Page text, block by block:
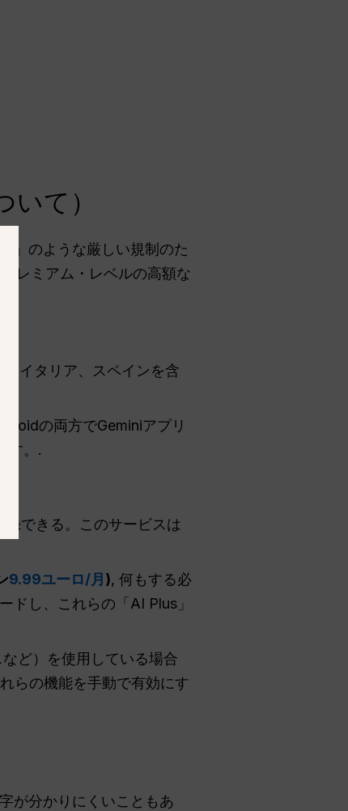
て）
」のような厳しい規制のた
レミアム・レベルの高額な
、イタリア、スペインを含
の両方でGeminiアプリ
す。.
できる。このサービスは
9.99ユーロ/月 ), 何もする必
ドし、これらの「AI Plus」
ど）を使用している場合
らの機能を手動で有効にす
が分かりにくいこともあ